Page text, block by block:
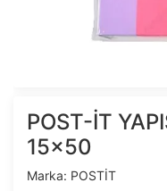
POST-İT
15x50
Marka: POSTİT